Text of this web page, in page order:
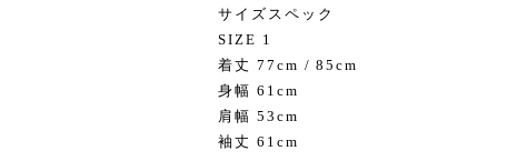
サイズスペック
SIZE 1
着丈 77cm / 85cm
身幅 61cm
肩幅 53cm
袖丈 61cm